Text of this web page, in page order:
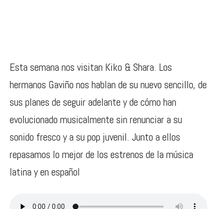
Esta semana nos visitan Kiko & Shara. Los
hermanos Gaviño nos hablan de su nuevo sencillo, de
sus planes de seguir adelante y de cómo han
evolucionado musicalmente sin renunciar a su
sonido fresco y a su pop juvenil. Junto a ellos
repasamos lo mejor de los estrenos de la música
latina y en español